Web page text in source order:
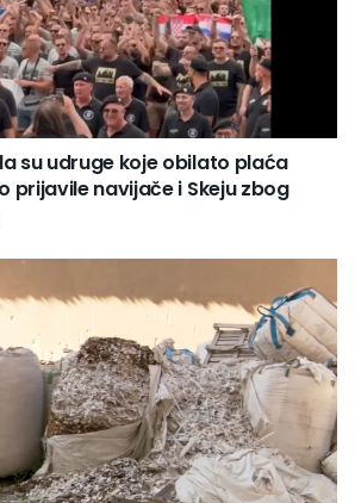
su udruge koje obilato plaća
prijavile navijače i Skeju zbog